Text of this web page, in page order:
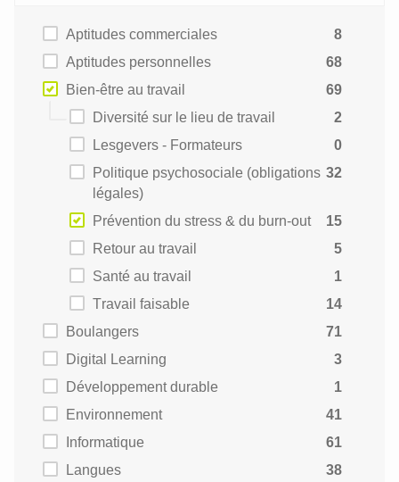
Aptitudes commerciales
8
Aptitudes personnelles
68
Bien-être au travail
69
Diversité sur le lieu de travail
2
Lesgevers - Formateurs
0
Politique psychosociale (obligations
légales)
32
Prévention du stress & du burn-out
15
Retour au travail
5
Santé au travail
1
Travail faisable
14
Boulangers
71
Digital Learning
3
Développement durable
1
Environnement
41
Informatique
61
Langues
38